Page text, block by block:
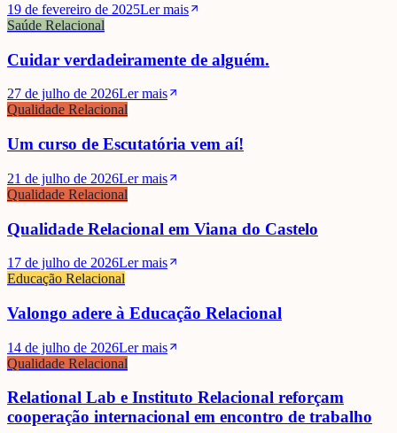
19 de fevereiro de 2025Ler mais
Saúde Relacional
Cuidar verdadeiramente de alguém.
27 de julho de 2026Ler mais
Qualidade Relacional
Um curso de Escutatória vem aí!
21 de julho de 2026Ler mais
Qualidade Relacional
Qualidade Relacional em Viana do Castelo
17 de julho de 2026Ler mais
Educação Relacional
Valongo adere à Educação Relacional
14 de julho de 2026Ler mais
Qualidade Relacional
Relational Lab e Instituto Relacional reforçam
cooperação internacional em encontro de trabalho